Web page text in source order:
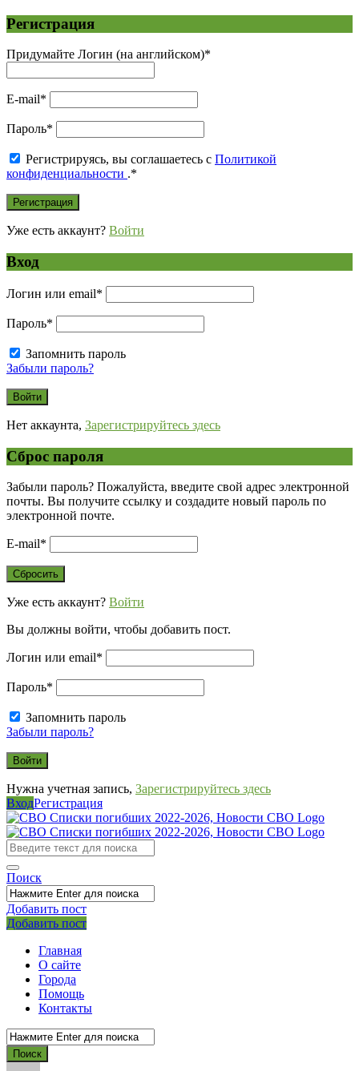
Регистрация
Придумайте Логин (на английском)*
E-mail*
Пароль*
Регистрируясь, вы соглашаетесь с Политикой
конфиденциальности .*
Уже есть аккаунт? Войти
Вход
Логин или email*
Пароль*
Запомнить пароль
Забыли пароль?
Нет аккаунта, Зарегистрируйтесь здесь
Сброс пароля
Забыли пароль? Пожалуйста, введите свой адрес электронной
почты. Вы получите ссылку и создадите новый пароль по
электронной почте.
E-mail*
Уже есть аккаунт? Войти
Вы должны войти, чтобы добавить пост.
Логин или email*
Пароль*
Запомнить пароль
Забыли пароль?
Нужна учетная запись, Зарегистрируйтесь здесь
ВходРегистрация
СВО
Списки
погибших
2022-
2026,
Новости
СВО
Поиск
Добавить пост
Мобильное
меню
Выйти
Добавить пост
Главная
О сайте
Города
Помощь
Контакты